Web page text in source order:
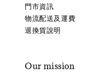
門市資訊
物流配送及運費
退換貨說明
Our mission